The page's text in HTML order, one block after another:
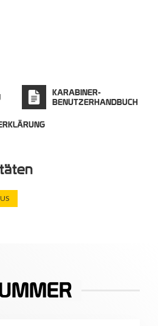
KARABINER-
BENUTZERHANDBUCH